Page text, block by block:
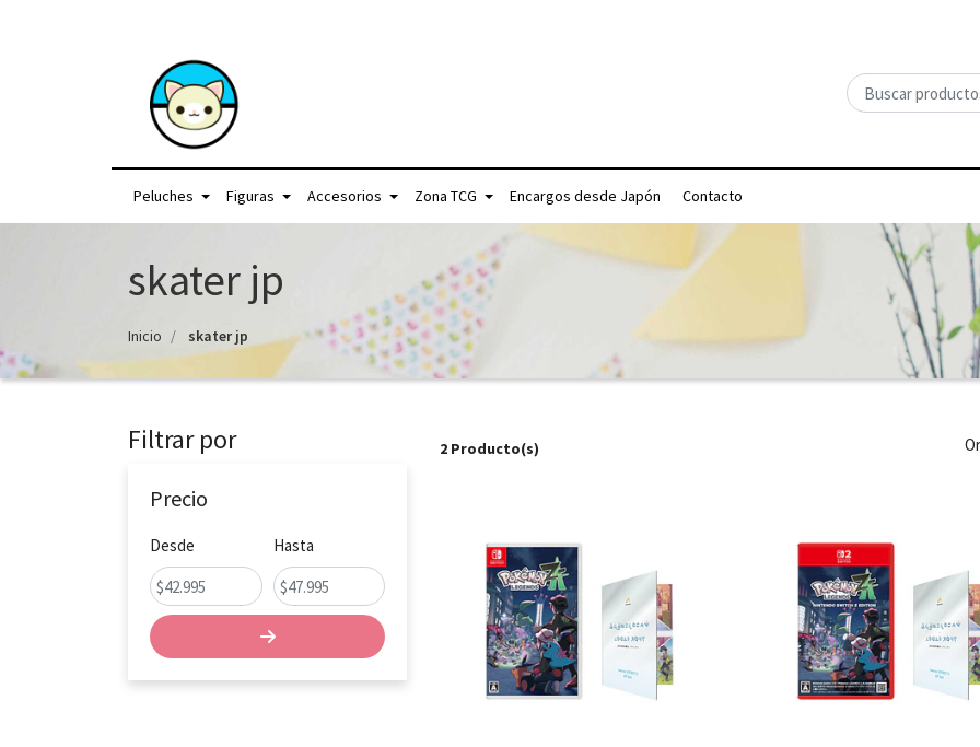
Peluches Figuras Accesorios Zona TCG Encargos desde Japón Contacto
skater jp
Inicio skater jp
Filtrar por
Precio
Desde Hasta
2 Producto(s)